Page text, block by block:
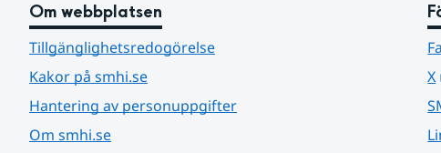
Om webbplatsen
Tillgänglighetsredogörelse
Kakor på smhi.se
Hantering av personuppgifter
Om smhi.se
X